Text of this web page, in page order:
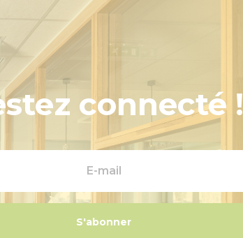
connecté !
S'abonner